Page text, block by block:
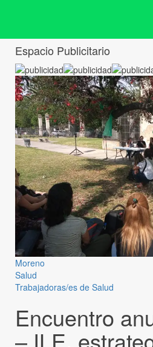
Espacio Publicitario
Moreno
Salud
Trabajadoras/es de Salud
Encuentro
– ILE,